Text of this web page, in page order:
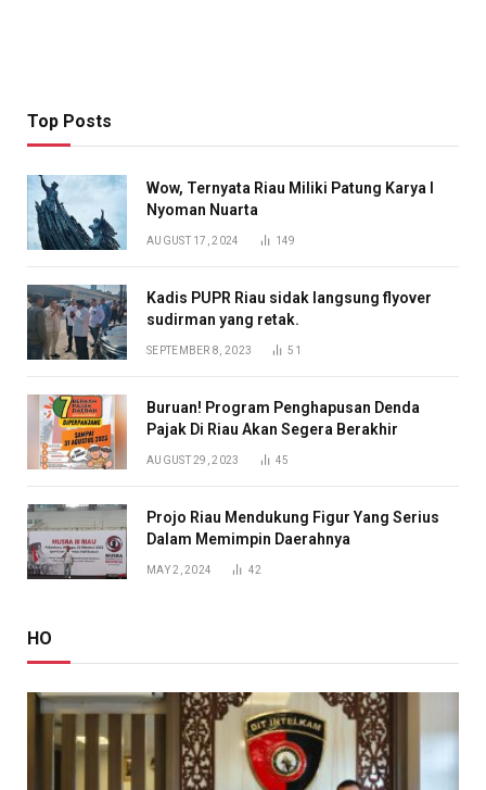
Top Posts
Wow, Ternyata Riau Miliki Patung Karya I
Nyoman Nuarta
AUGUST 17, 2024 149
Kadis PUPR Riau sidak langsung flyover
sudirman yang retak.
SEPTEMBER 8, 2023 51
Buruan! Program Penghapusan Denda
Pajak Di Riau Akan Segera Berakhir
AUGUST 29, 2023 45
Projo Riau Mendukung Figur Yang Serius
Dalam Memimpin Daerahnya
MAY 2, 2024 42
HO